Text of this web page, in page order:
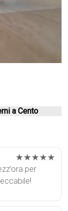
a Cento
★★★★★
per